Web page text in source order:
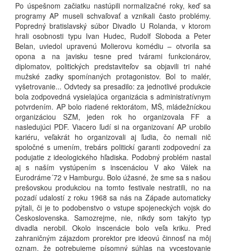
Po úspešnom začiatku nastúpili normalizačné roky, keď sa
programy AP museli schvaľovať a vznikali často problémy.
Popredný bratislavský súbor Divadlo U Rolanda, v ktorom
hrali osobnosti typu Ivan Hudec, Rudolf Sloboda a Peter
Belan, uviedol upravenú Molierovu komédiu – otvorila sa
opona a na javisku tesne pred tvárami funkcionárov,
diplomatov, politických predstaviteľov sa objavili tri nahé
mužské zadky spomínaných protagonistov. Bol to malér,
vyšetrovanie... Odvtedy sa presadilo: za jednotlivé produkcie
bola zodpovedná vysielajúca organizácia s administratívnym
potvrdením. AP bolo riadené rektorátom, MŠ, mládežníckou
organizáciou SZM, jeden rok ho organizovala FF a
nasledujúci PDF. Viacero ľudí si na organizovaní AP urobilo
kariéru, veľakrát ho organizovali aj ľudia, čo nemali nič
spoločné s umením, trebárs politickí garanti zodpovední za
podujatie z ideologického hľadiska. Podobný problém nastal
aj s naším vystúpením s inscenáciou V ako Válek na
Eurodráme´72 v Hamburgu. Bolo úžasné, že sme sa s našou
prešovskou produkciou na tomto festivale nestratili, no na
pozadí udalostí z roku 1968 sa nás na Západe automaticky
pýtali, či je to podobenstvo o vstupe spojeneckých vojsk do
Československa. Samozrejme, nie, nikdy som takýto typ
divadla nerobil. Okolo inscenácie bolo veľa kriku. Pred
zahraničným zájazdom prorektor pre ideovú činnosť na môj
oznam, že potrebujeme písomný súhlas na vycestovanie